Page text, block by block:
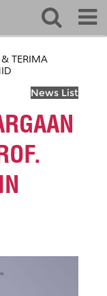
TERIMA
News List